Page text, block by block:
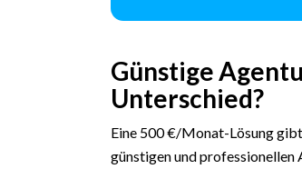
Günstige
Unterschied?
Eine 500 €/Monat-Lösung
günstigen und professionellen